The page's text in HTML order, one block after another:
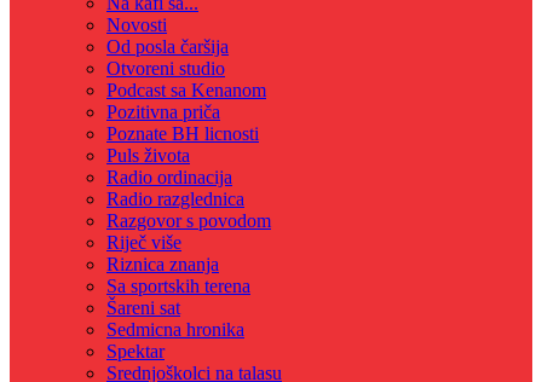
Novosti
Od posla čaršija
Otvoreni studio
Podcast sa Kenanom
Pozitivna priča
Poznate BH licnosti
Puls života
Radio ordinacija
Radio razglednica
Razgovor s povodom
Riječ više
Riznica znanja
Sa sportskih terena
Šareni sat
Sedmicna hronika
Spektar
Srednjoškolci na talasu